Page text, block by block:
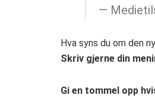
—
Hva syns du om den
Skriv gjerne din
Gi en tommel opp